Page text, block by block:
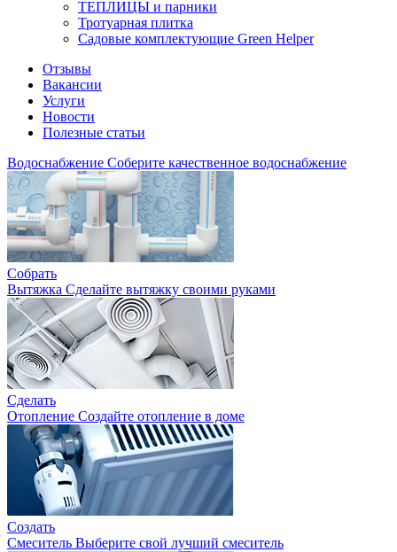
ТЕПЛИЦЫ и парники
Тротуарная плитка
Садовые комплектующие Green Helper
Отзывы
Вакансии
Услуги
Новости
Полезные статьи
Водоснабжение Соберите качественное водоснабжение
Собрать
Вытяжка Сделайте вытяжку своими руками
Сделать
Отопление Создайте отопление в доме
Создать
Смеситель Выберите свой лучший смеситель